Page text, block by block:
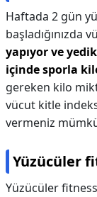
Haftada 2 gün
başladığınızda
yapıyor ve
içinde sporla
gereken kilo
vücut kitle
vermeniz
Yüzücüler
Yüzücüler